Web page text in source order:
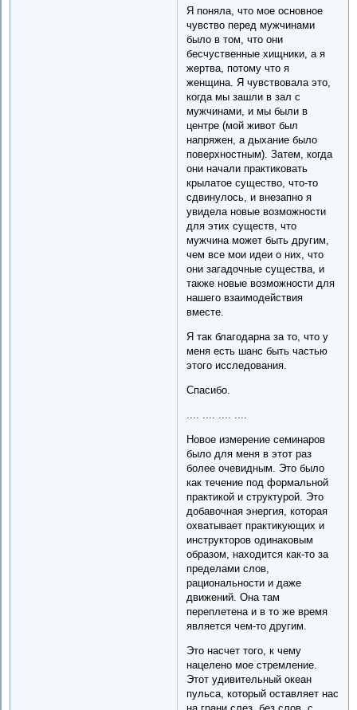
Я поняла, что мое основное
чувство перед мужчинами
было в том, что они
бесчуственные хищники, а я
жертва, потому что я
женщина. Я чувствовала это,
когда мы зашли в зал с
мужчинами, и мы были в
центре (мой живот был
напряжен, а дыхание было
поверхностным). Затем, когда
они начали практиковать
крылатое существо, что-то
сдвинулось, и внезапно я
увидела новые возможности
для этих существ, что
мужчина может быть другим,
чем все мои идеи о них, что
они загадочные существа, и
также новые возможности для
нашего взаимодействия
вместе.
Я так благодарна за то, что у
меня есть шанс быть частью
этого исследования.
Спасибо.
.... .... .... ....
Новое измерение семинаров
было для меня в этот раз
более очевидным. Это было
как течение под формальной
практикой и структурой. Это
добавочная энергия, которая
охватывает практикующих и
инструкторов одинаковым
образом, находится как-то за
пределами слов,
рациональности и даже
движений. Она там
переплетена и в то же время
является чем-то другим.
Это насчет того, к чему
нацелено мое стремление.
Этот удивительный океан
пульса, который оставляет нас